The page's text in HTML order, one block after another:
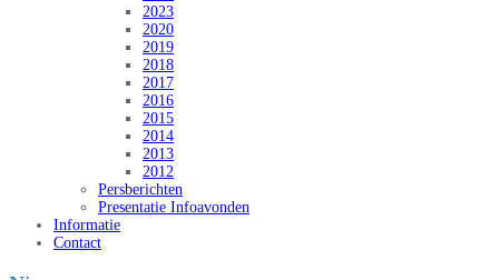
2023
2020
2019
2018
2017
2016
2015
2014
2013
2012
Persberichten
Presentatie Infoavonden
Informatie
Contact